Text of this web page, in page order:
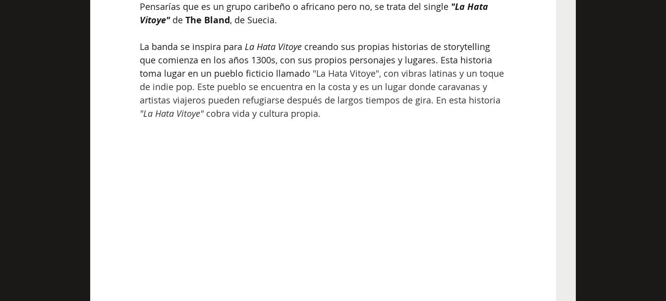
Pensarías que es un grupo caribeño o africano pero no, se trata del single "La Hata
Vitoye" de The Bland, de Suecia.
La banda se inspira para La Hata Vitoye creando sus propias historias de storytelling
que comienza en los años 1300s, con sus propios personajes y lugares. Esta historia
toma lugar en un pueblo ficticio llamado "La Hata Vitoye", con vibras latinas y un toque
de indie pop. Este pueblo se encuentra en la costa y es un lugar donde caravanas y
artistas viajeros pueden refugiarse después de largos tiempos de gira. En esta historia
"La Hata Vitoye" cobra vida y cultura propia.